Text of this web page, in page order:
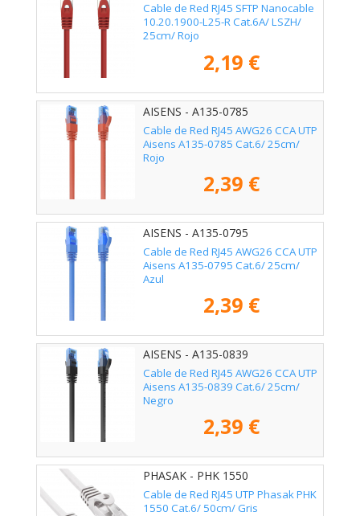
Cable de Red RJ45 SFTP Nanocable
10.20.1900-L25-R Cat.6A/ LSZH/
25cm/ Rojo
2,19 €
AISENS - A135-0785
Cable de Red RJ45 AWG26 CCA UTP
Aisens A135-0785 Cat.6/ 25cm/
Rojo
2,39 €
AISENS - A135-0795
Cable de Red RJ45 AWG26 CCA UTP
Aisens A135-0795 Cat.6/ 25cm/
Azul
2,39 €
AISENS - A135-0839
Cable de Red RJ45 AWG26 CCA UTP
Aisens A135-0839 Cat.6/ 25cm/
Negro
2,39 €
PHASAK - PHK 1550
Cable de Red RJ45 UTP Phasak PHK
1550 Cat.6/ 50cm/ Gris